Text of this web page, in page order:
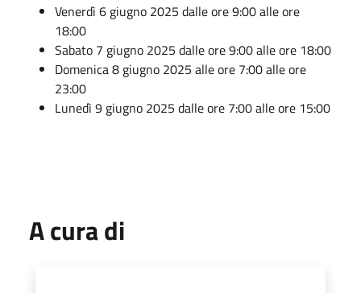
Venerdì 6 giugno 2025 dalle ore 9:00 alle ore
18:00
Sabato 7 giugno 2025 dalle ore 9:00 alle ore 18:00
Domenica8 giugno 2025 alle ore 7:00 alle ore
23:00
Lunedì 9 giugno 2025 dalle ore 7:00 alle ore 15:00
A cura di